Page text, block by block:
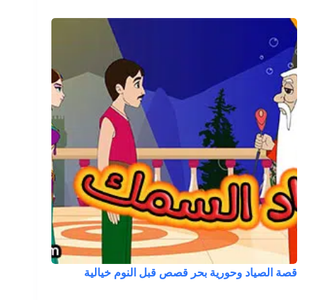
قصة الصياد وحورية بحر قصص قبل النوم خيالية